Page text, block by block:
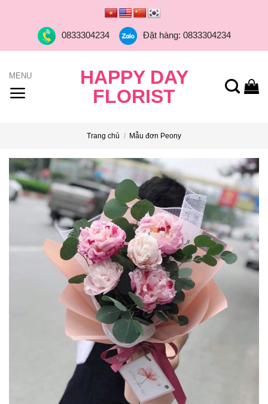
0833304234 Đặt hàng: 0833304234
HAPPY DAY
FLORIST
Trang chủ / Mẫu đơn Peony